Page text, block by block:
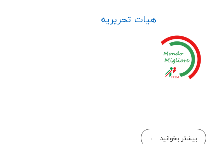
هیات تحریریه
بیشتر بخوانید